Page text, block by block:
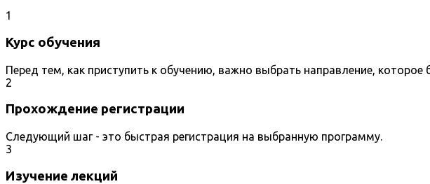
1
Курс обучения
Перед тем, как приступить к обучению, важно выбрать направление,
2
Прохождение регистрации
Следующий шаг - это быстрая регистрация на выбранную программу.
3
Изучение лекций